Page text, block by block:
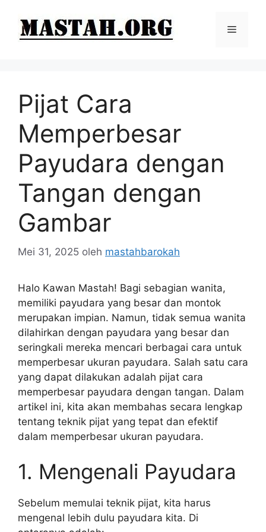
Menu
Pijat Cara
Memperbesar
Payudara dengan
Tangan dengan
Gambar
Mei 31, 2025 oleh mastahbarokah
Halo Kawan Mastah! Bagi sebagian wanita,
memiliki payudara yang besar dan montok
merupakan impian. Namun, tidak semua wanita
dilahirkan dengan payudara yang besar dan
seringkali mereka mencari berbagai cara untuk
memperbesar ukuran payudara. Salah satu cara
yang dapat dilakukan adalah pijat cara
memperbesar payudara dengan tangan. Dalam
artikel ini, kita akan membahas secara lengkap
tentang teknik pijat yang tepat dan efektif
dalam memperbesar ukuran payudara.
1. Mengenali Payudara
Sebelum memulai teknik pijat, kita harus
mengenal lebih dulu payudara kita. Di